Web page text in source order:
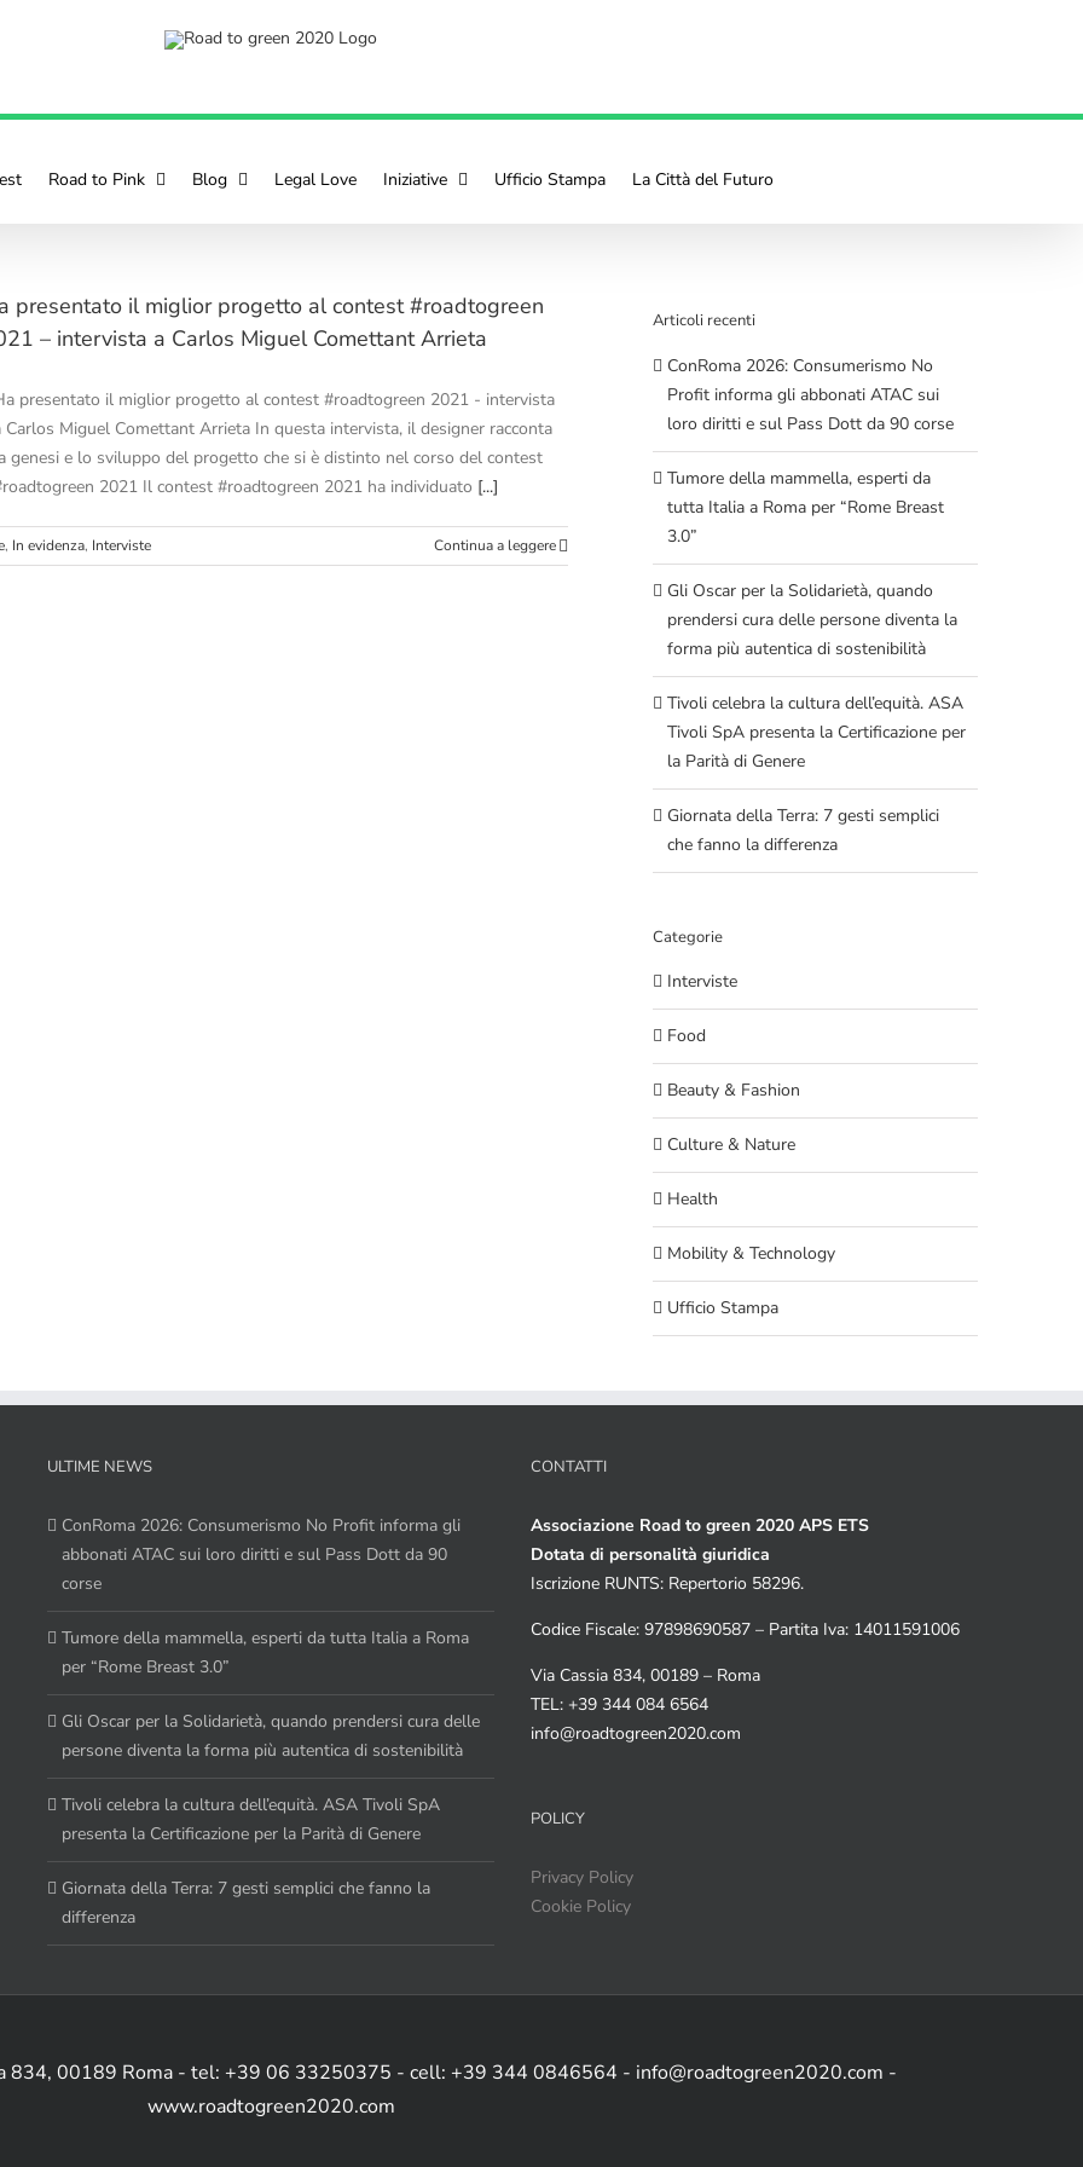
Road to Pink Blog Legal Love Iniziative Ufficio Stampa La Città del Futuro
presentato il miglior progetto al contest #roadtogreen
– intervista a Carlos Miguel Comettant Arrieta
presentato il miglior progetto al contest #roadtogreen 2021 - intervista
Carlos Miguel Comettant Arrieta In questa intervista, il designer racconta
genesi e lo sviluppo del progetto che si è distinto nel corso del contest
2021 Il contest #roadtogreen 2021 ha individuato [...]
, In evidenza, Interviste Continua a leggere
Articoli recenti
ConRoma 2026: Consumerismo No
Profit informa gli abbonati ATAC sui
loro diritti e sul Pass Dott da 90 corse
Tumore della mammella, esperti da
tutta Italia a Roma per “Rome Breast
3.0”
Gli Oscar per la Solidarietà, quando
prendersi cura delle persone diventa la
forma più autentica di sostenibilità
Tivoli celebra la cultura dell’equità. ASA
Tivoli SpA presenta la Certificazione per
la Parità di Genere
Giornata della Terra: 7 gesti semplici
che fanno la differenza
Categorie
Interviste
Food
Beauty & Fashion
Culture & Nature
Health
Mobility & Technology
Ufficio Stampa
ULTIME NEWS
ConRoma 2026: Consumerismo No Profit informa gli
abbonati ATAC sui loro diritti e sul Pass Dott da 90
corse
Tumore della mammella, esperti da tutta Italia a Roma
per “Rome Breast 3.0”
Gli Oscar per la Solidarietà, quando prendersi cura delle
persone diventa la forma più autentica di sostenibilità
Tivoli celebra la cultura dell’equità. ASA Tivoli SpA
presenta la Certificazione per la Parità di Genere
Giornata della Terra: 7 gesti semplici che fanno la
differenza
CONTATTI
Associazione Road to green 2020 APS ETS
Dotata di personalità giuridica
Iscrizione RUNTS: Repertorio 58296.
Codice Fiscale: 97898690587 – Partita Iva: 14011591006
Via Cassia 834, 00189 – Roma
TEL: +39 344 084 6564
info@roadtogreen2020.com
POLICY
Privacy Policy
Cookie Policy
834, 00189 Roma - tel: +39 06 33250375 - cell: +39 344 0846564 - info@roadtogreen2020.com -
www.roadtogreen2020.com